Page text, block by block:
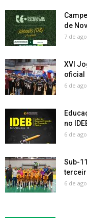
de
7 de
XVI
oficial
6 de
no
6 de
Sub-
6 de